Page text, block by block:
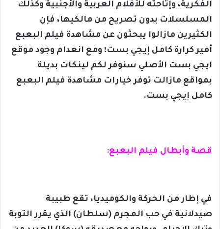
الفكرية، وإتاحته للأفلام العربية والأجنبية وكذلك
المسلسلات بدون تصريح من مالكيها، فإن
الكثيرين مازالوا يبحثون عن مشاهدة فيلم البعبع
أمير كرارة كامل إيجي بست؛ ومع انعدام وجود موقع
ايجي بست الأصلي سنوفر لكم لينكات بديلة
بمواقع مازالت توفر خيارات مشاهدة فيلم البعبع
كامل إيجي بست.
قصة وأبطال فيلم البعبع:
في إطار من الحركة والكوميديا، تقع طبيبة
صيدلانية في حب المجرم (سلطان) الذي يقرر التوبة